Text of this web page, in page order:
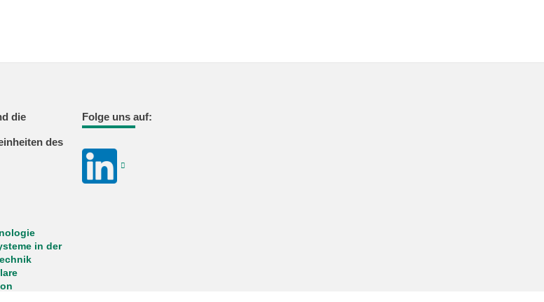
die
des
in der
Folge uns auf: